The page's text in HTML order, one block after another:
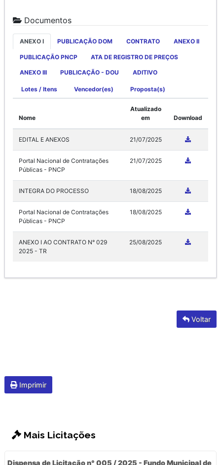
Documentos
ANEXO I PUBLICAÇÃO DOM CONTRATO ANEXO II
PUBLICAÇÃO PNCP ATA DE REGISTRO DE PREÇOS
ANEXO III PUBLICAÇÃO - DOU ADITIVO
Lotes / Itens Vencedor(es) Proposta(s)
Nome
Atualizado
em
Download
EDITAL E ANEXOS 21/07/2025
Portal Nacional de Contratações
Públicas - PNCP
21/07/2025
INTEGRA DO PROCESSO 18/08/2025
Portal Nacional de Contratações
Públicas - PNCP
18/08/2025
ANEXO I AO CONTRATO N° 029
2025 - TR
25/08/2025
Voltar
Imprimir
Mais Licitações
Dispensa de Licitação n° 005 / 2025 - Fundo Municipal de